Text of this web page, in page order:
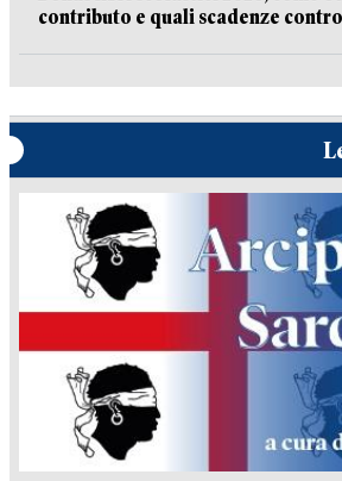
contributo e quali scadenze